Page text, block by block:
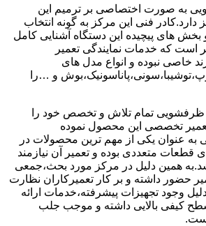
به صورت اختصاصی بر ترمیم این
فنی این مرکز به گونه انتخاب
بخش های پیچیده این دستگاه آشنایی کامل
است که خدمات نمایندگی تعمیر
خاصی نبوده و انواع مدل های
و …را
ظرفشویی تمام تلاش و تخصص خود را
تخصصی این محصول نموده
عنوان یکی از مهم ترین محصولات در
قطعات متعددی بوده و تعمیر آن نیازمند
همین دلیل در مرکز مورد بحث،جمعی
حضور داشته و بر کار تعمیرکاران نظارت
وجود تجهیزات پیشرفته،خدمات ارائه
کیفی بالایی داشته و موجب جلب